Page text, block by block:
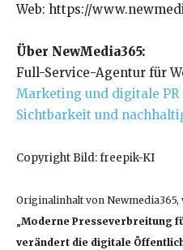
Web: https://
Über NewMedia365:
Full-Service-Agentur für
Marketing und digitale PR
Sichtbarkeit und
Copyright Bild: freepik-KI
Originalinhalt von
Moderne Presseverbreitung
verändert die digitale